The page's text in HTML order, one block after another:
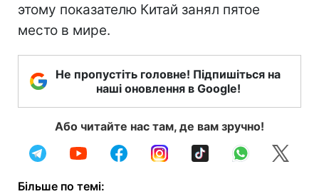
этому показателю Китай занял пятое
место в мире.
Не пропустіть головне! Підпишіться на
наші оновлення в Google!
Або читайте нас там, де вам зручно!
Більше по темі: